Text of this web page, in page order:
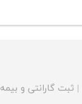
| ثبت گارانتی و بیمه